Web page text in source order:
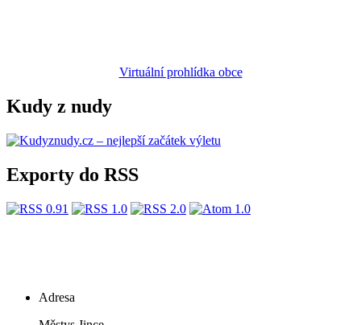
Virtuální prohlídka obce
Kudy z nudy
Exporty do RSS
Adresa